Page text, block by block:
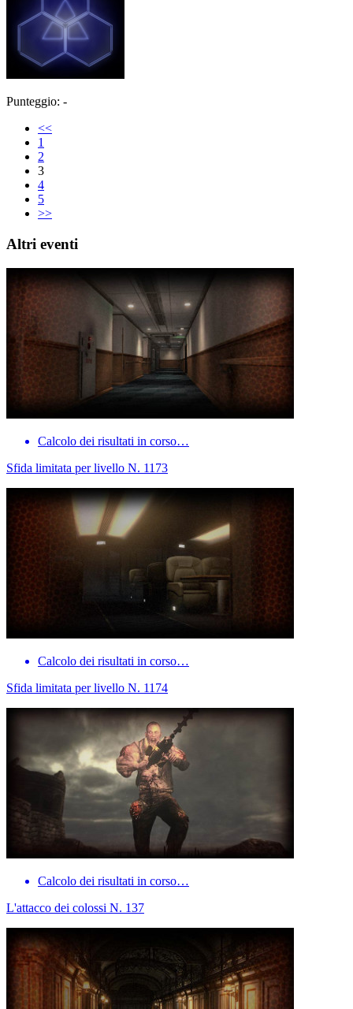
Punteggio: -
<<
1
2
3
4
5
>>
Altri eventi
Calcolo dei risultati in corso…
Sfida limitata per livello N. 1173
Calcolo dei risultati in corso…
Sfida limitata per livello N. 1174
Calcolo dei risultati in corso…
L'attacco dei colossi N. 137